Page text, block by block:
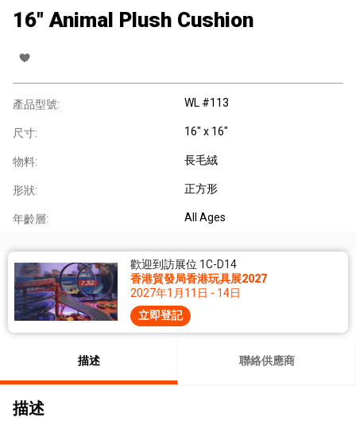
16" Animal Plush Cushion
產品型號: WL #113
尺寸: 16" x 16"
物料: 長毛絨
形狀: 正方形
年齡層: All Ages
歡迎到訪展位 1C-D14
香港貿發局香港玩具展2027
2027年1月11日 - 14日
立即登記
描述 聯絡供應商
描述